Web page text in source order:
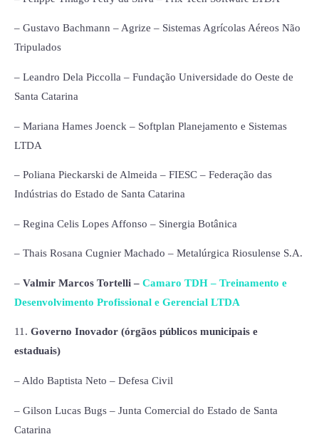
– Gustavo Bachmann – Agrize – Sistemas Agrícolas Aéreos Não
Tripulados
– Leandro Dela Piccolla – Fundação Universidade do Oeste de
Santa Catarina
– Mariana Hames Joenck – Softplan Planejamento e Sistemas
LTDA
– Poliana Pieckarski de Almeida – FIESC – Federação das
Indústrias do Estado de Santa Catarina
– Regina Celis Lopes Affonso – Sinergia Botânica
– Thais Rosana Cugnier Machado – Metalúrgica Riosulense S.A.
– Valmir Marcos Tortelli – Camaro TDH – Treinamento e
Desenvolvimento Profissional e Gerencial LTDA
11. Governo Inovador (órgãos públicos municipais e
estaduais)
– Aldo Baptista Neto – Defesa Civil
– Gilson Lucas Bugs – Junta Comercial do Estado de Santa
Catarina